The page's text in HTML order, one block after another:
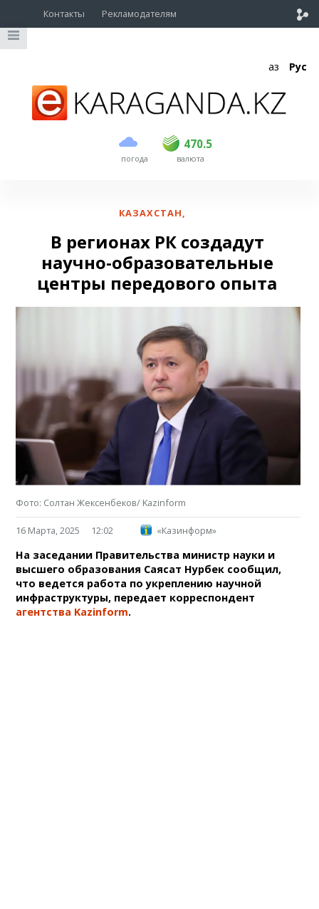
Контакты Рекламодателям
Қаз Рус
погода
470.5
USD 468.5 470.5
EUR валюта
КАЗАХСТАН,
В регионах РК создадут
научно-образовательные
центры передового опыта
Фото: Солтан Жексенбеков/ Kazinform
16 Марта, 2025 12:02 «Казинформ»
На заседании Правительства министр науки и
высшего образования Саясат Нурбек сообщил,
что ведется работа по укреплению научной
инфраструктуры, передает корреспондент
агентства Kazinform.